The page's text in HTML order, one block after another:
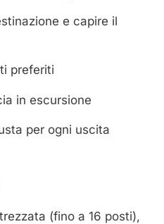
e capire il
preferiti
in escursione
per ogni uscita
(fino a 16 posti),